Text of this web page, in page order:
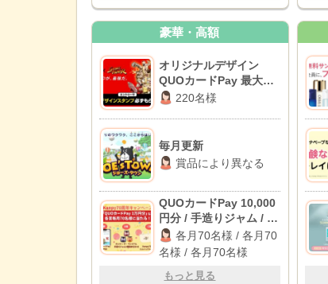
豪華・高額
オリジナルデザイン
QUOカードPay 最大
20,000円分
220名様
毎月更新
賞品により異なる
QUOカードPay 10,000
円分 / 手造りジャム / ミ
ニバッグ＆タオル
各月70名様 / 各月70
名様 / 各月70名様
もっと見る